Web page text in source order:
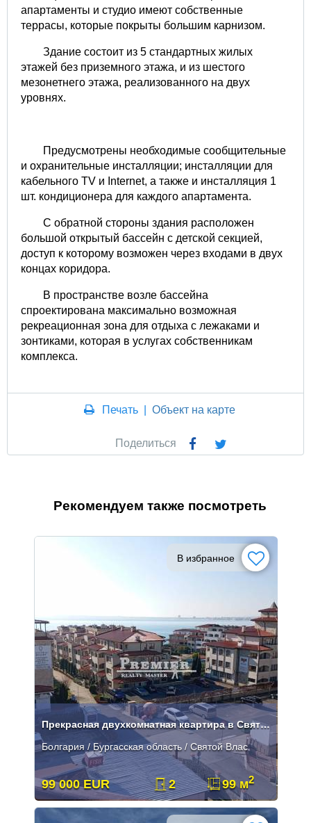
апартаменты и студио имеют собственные
террасы, которые покрыты большим карнизом.
Здание состоит из 5 стандартных жилых
этажей без приземного этажа, и из шестого
мезонетнего этажа, реализованного на двух
уровнях.
Предусмотрены необходимые сообщительные
и охранительные инсталляции; инсталляции для
кабельного TV и Internet, а также и инсталляция 1
шт. кондиционера для каждого апартамента.
С обратной стороны здания расположен
большой открытый бассейн с детской секцией,
доступ к которому возможен через входами в двух
концах коридора.
В пространстве возле бассейна
спроектирована максимально возможная
рекреационная зона для отдыха с лежаками и
зонтиками, которая в услугах собственникам
комплекса.
Печать |Объект на карте
Поделиться
Рекомендуем также посмотреть
В избранное
Прекрасная двухкомнатная квартира в Святом Власе
Болгария / Бургасская область / Святой Влас
99 000 EUR 2 99 м2